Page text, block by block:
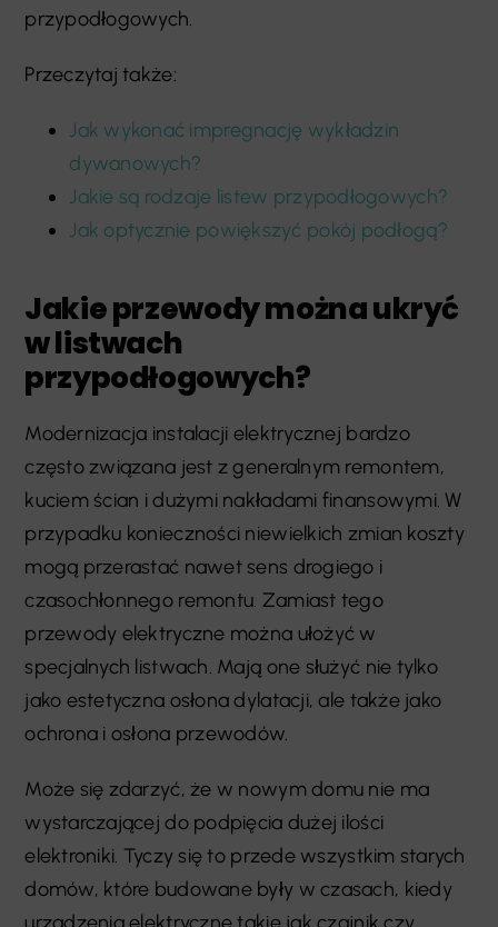
przypodłogowych.
Przeczytaj także:
Jak wykonać impregnację wykładzin
dywanowych?
Jakie są rodzaje listew przypodłogowych?
Jak optycznie powiększyć pokój podłogą?
Jakie przewody można ukryć
w listwach
przypodłogowych?
Modernizacja instalacji elektrycznej bardzo
często związana jest z generalnym remontem,
kuciem ścian i dużymi nakładami finansowymi. W
przypadku konieczności niewielkich zmian koszty
mogą przerastać nawet sens drogiego i
czasochłonnego remontu. Zamiast tego
przewody elektryczne można ułożyć w
specjalnych listwach. Mają one służyć nie tylko
jako estetyczna osłona dylatacji, ale także jako
ochrona i osłona przewodów.
Może się zdarzyć, że w nowym domu nie ma
wystarczającej do podpięcia dużej ilości
elektroniki. Tyczy się to przede wszystkim starych
domów, które budowane były w czasach, kiedy